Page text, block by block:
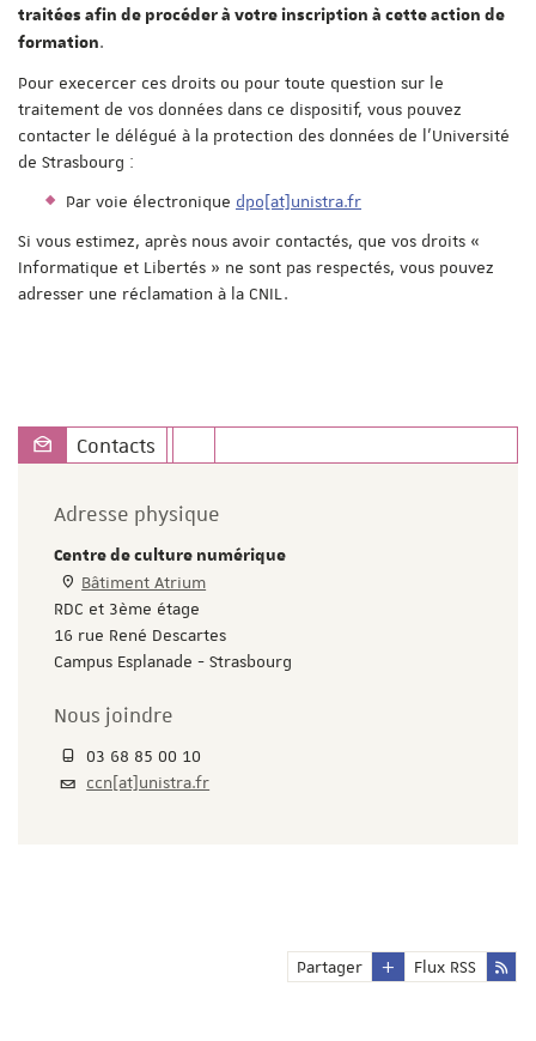
traitées afin de procéder à votre inscription à cette action de
formation.
Pour execercer ces droits ou pour toute question sur le
traitement de vos données dans ce dispositif, vous pouvez
contacter le délégué à la protection des données de l'Université
de Strasbourg :
Par voie électronique dpo[at]unistra.fr
Si vous estimez, après nous avoir contactés, que vos droits «
Informatique et Libertés » ne sont pas respectés, vous pouvez
adresser une réclamation à la CNIL.
Contacts
Adresse physique
Centre de culture numérique
Bâtiment Atrium
RDC et 3ème étage
16 rue René Descartes
Campus Esplanade - Strasbourg
Nous joindre
03 68 85 00 10
ccn[at]unistra.fr
Partager Flux RSS